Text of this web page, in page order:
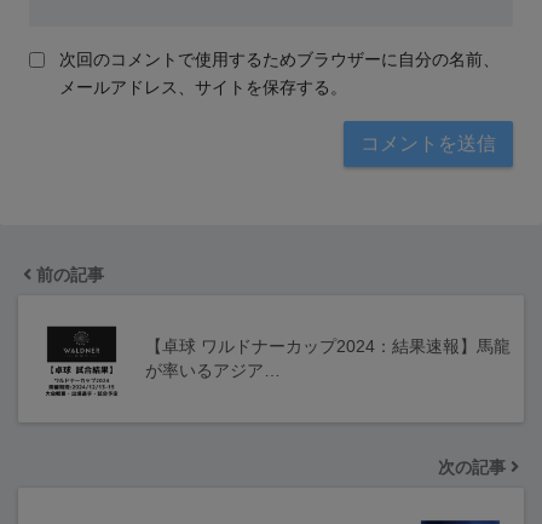
次回のコメントで使用するためブラウザーに自分の名前、
メールアドレス、サイトを保存する。
前の記事
【卓球 ワルドナーカップ2024：結果速報】馬龍
が率いるアジア…
次の記事